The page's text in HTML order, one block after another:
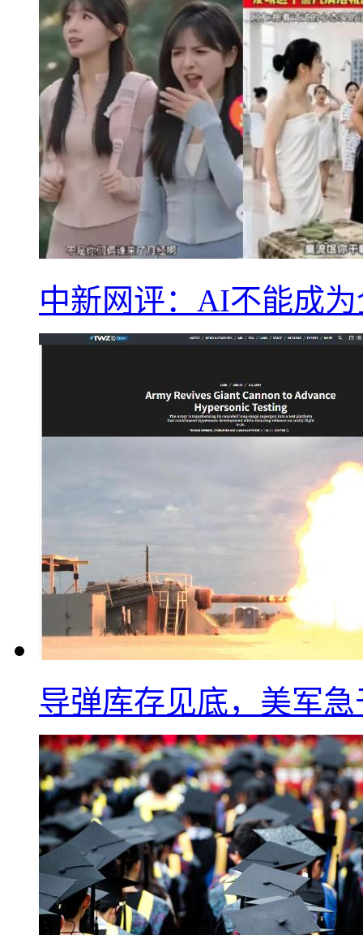
中新网评：AI不能成
导弹库存见底，美军